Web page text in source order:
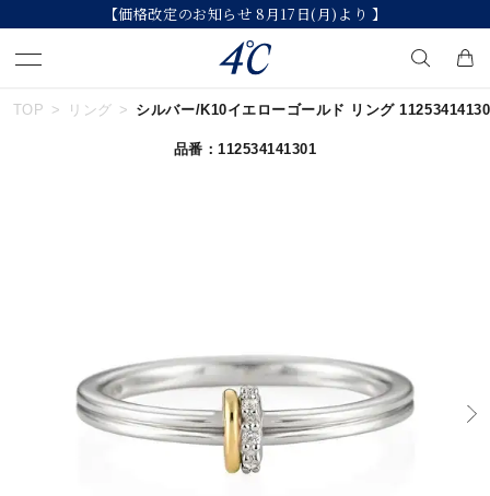
【価格改定のお知らせ 8月17日(月)より 】
キーワードで検索する
ブランド
TOP リング シルバー/K10イエローゴールド リング
品番：112534141301